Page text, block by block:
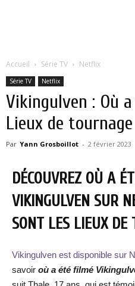
Accueil Série TV Netflix
Série TV Netflix
Vikingulven : Où
Lieux de
Par Yann Grosboillot - 2 février 2023
DÉCOUVREZ OÙ A
VIKINGULVEN SUR
SONT LES LIEUX DE
Vikingulven est disponible sur
savoir où a été filmé